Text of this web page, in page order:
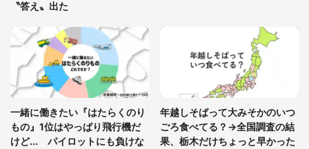
〝答え〟出た
一緒に働きたい『はたらくのり
もの』1位はやっぱり飛行機だ
けど... パイロットにも負けな
年越しそばって大みそかのいつ
ごろ食べてる？→全国調査の結
果、栃木だけちょっと早かった